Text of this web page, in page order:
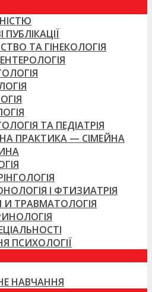
ПУБЛІКАЦІЇ
ТА ГІНЕКОЛОГІЯ
ТА ПЕДІАТРІЯ
ПРАКТИКА — СІМЕЙНА
І ФТИЗИАТРІЯ
И ТРАВМАТОЛОГІЯ
ПСИХОЛОГІЇ
НАВЧАННЯ